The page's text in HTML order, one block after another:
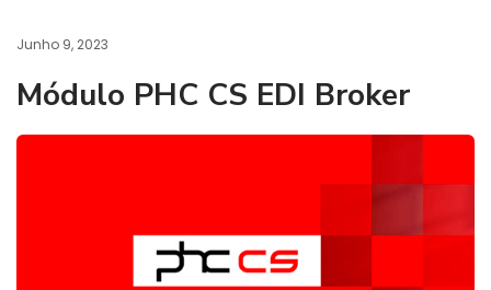
Junho 9, 2023
Módulo PHC CS EDI Broker